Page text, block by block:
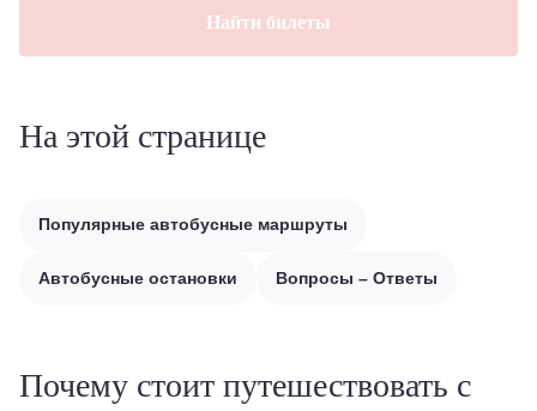
Найти билеты
На этой странице
Популярные автобусные маршруты
Автобусные остановки Вопросы – Ответы
Почему стоит путешествовать с